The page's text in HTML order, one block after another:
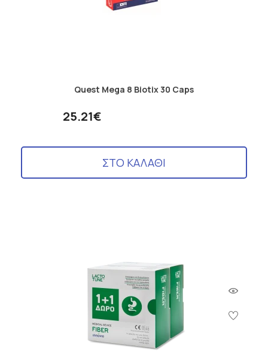
Quest Mega 8 Biotix 30 Caps
25.21€
ΣΤΟ ΚΑΛΑΘΙ